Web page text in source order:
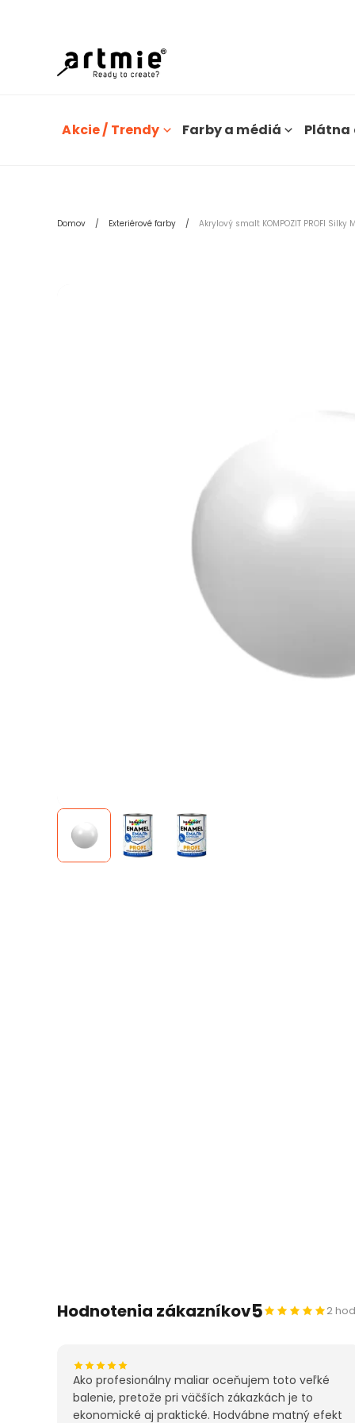
Akcie / Trendy Farby a médiá Plátna
Domov Exteriérové farby Akrylový smalt KOMPOZIT PROFI Silky
Hodnotenia zákazníkov5 2
Ako profesionálny maliar oceňujem toto veľké
balenie, pretože pri väčších zákazkách je to
ekonomické aj praktické. Hodvábne matný efekt